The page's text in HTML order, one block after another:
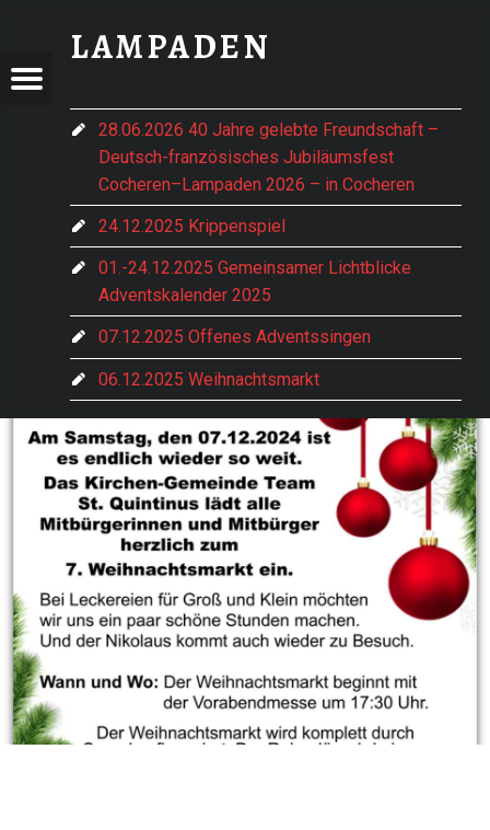
LAMPADEN
Menu
navigation
28.06.2026 40 Jahre gelebte Freundschaft –
Deutsch-französisches Jubiläumsfest
Cocheren–Lampaden 2026 – in Cocheren
24.12.2025 Krippenspiel
01.-24.12.2025 Gemeinsamer Lichtblicke
Adventskalender 2025
07.12.2025 Offenes Adventssingen
06.12.2025 Weihnachtsmarkt